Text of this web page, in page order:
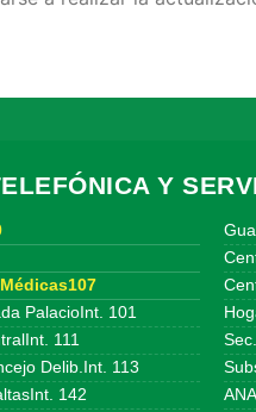
Y
PalacioInt. 101
111
Delib.Int. 113
142